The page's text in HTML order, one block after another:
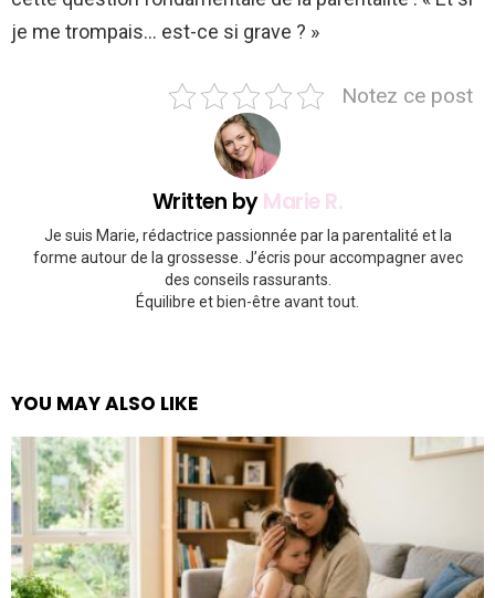
je me trompais… est-ce si grave ? »
Notez ce post
Written byMarie R.
Je suis Marie, rédactrice passionnée par la parentalité et la
forme autour de la grossesse. J’écris pour accompagner avec
des conseils rassurants.
Équilibre et bien-être avant tout.
YOU MAY ALSO LIKE